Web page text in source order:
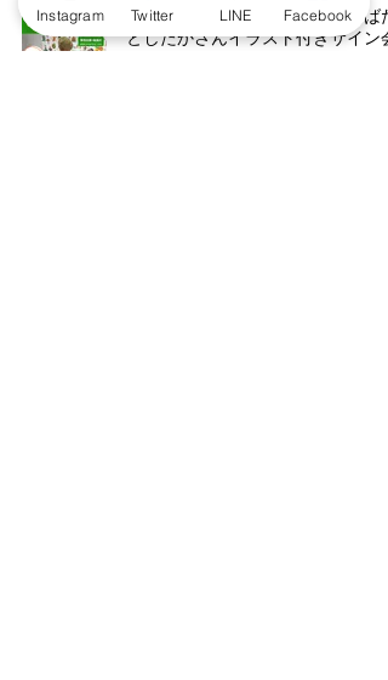
【こびとづかんの町つるぎ】なばた
としたかさんイラスト付きサイン会
Instagram Twitter LINE Facebook